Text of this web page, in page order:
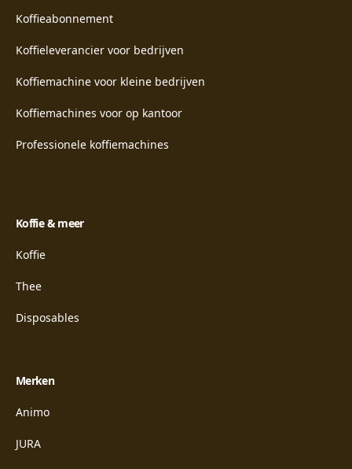
Koffieabonnement
Koffieleverancier voor bedrijven
Koffiemachine voor kleine bedrijven
Koffiemachines voor op kantoor
Professionele koffiemachines
Koffie & meer
Koffie
Thee
Disposables
Merken
Animo
JURA